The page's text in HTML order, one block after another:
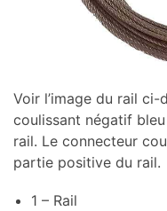
Voir l’image du rail
coulissant négatif
rail. Le connecteur
partie positive du rail.
1 – Rail